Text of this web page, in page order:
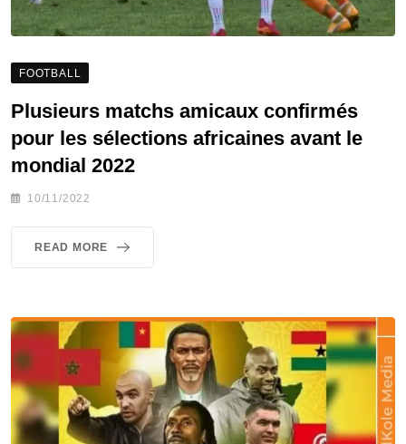
FOOTBALL
Plusieurs matchs amicaux confirmés
pour les sélections africaines avant le
mondial 2022
10/11/2022
READ MORE